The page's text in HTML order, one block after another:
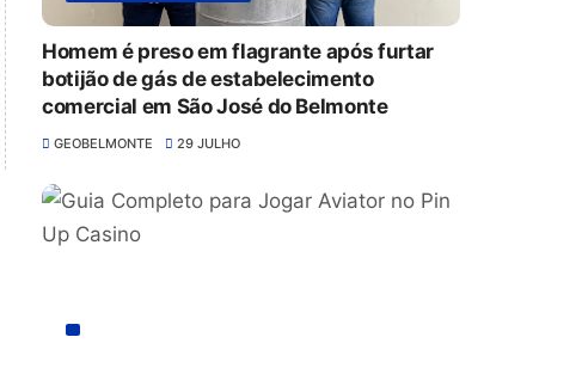
Homem é preso em flagrante após furtar
botijão de gás de estabelecimento
comercial em São José do Belmonte
GEOBELMONTE 29 JULHO